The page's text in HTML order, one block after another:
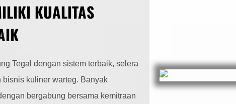
KUALITAS
Tegal dengan sistem terbaik, selera
bisnis kuliner warteg. Banyak
bergabung bersama kemitraan